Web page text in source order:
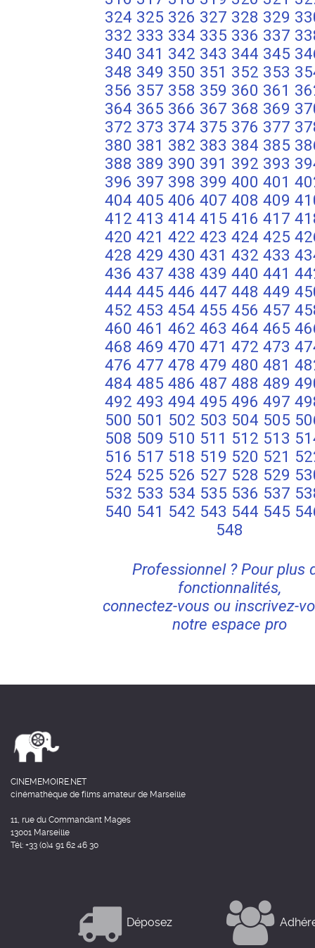
324 325 326 327 328 329
332 333 334 335 336 337
340 341 342 343 344 345
348 349 350 351 352 353
356 357 358 359 360 361
364 365 366 367 368 369
372 373 374 375 376 377
380 381 382 383 384 385
388 389 390 391 392 393
396 397 398 399 400 401
404 405 406 407 408 409
412 413 414 415 416 417
420 421 422 423 424 425
428 429 430 431 432 433
436 437 438 439 440 441
444 445 446 447 448 449
452 453 454 455 456 457
460 461 462 463 464 465
468 469 470 471 472 473
476 477 478 479 480 481
484 485 486 487 488 489
492 493 494 495 496 497
500 501 502 503 504 505
508 509 510 511 512 513
516 517 518 519 520 521
524 525 526 527 528 529
532 533 534 535 536 537
540 541 542 543 544 545
548
Professionnel ? Pour plus
fonctionnalités,
connectez-vous ou inscrivez-
notre espace pro
CINEMEMOIRE.NET
cinémathèque de films amateur de Marseille
11, rue du Commandant Mages
13001 Marseille
Tél: +33 (0)4 91 62 46 30
Déposez